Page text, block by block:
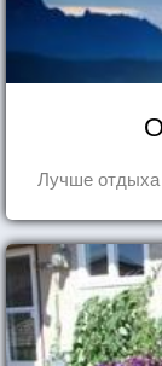
Лучше отдыха